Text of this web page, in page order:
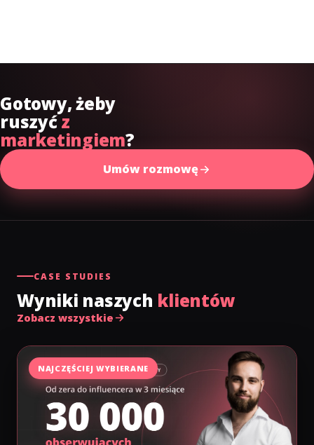
Gotowy, żeby
ruszyćz
marketingiem?
Umów rozmowę
CASE STUDIES
Wyniki naszych klientów
Zobacz wszystkie
NAJCZĘŚCIEJ WYBIERANE